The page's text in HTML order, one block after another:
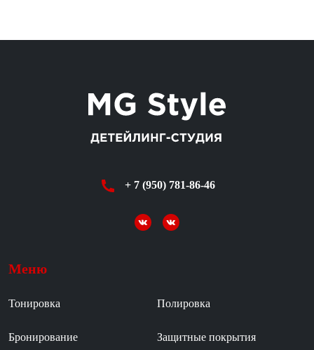
+ 7 (950) 781-86-46
Меню
Тонировка Полировка
Бронирование Защитные покрытия